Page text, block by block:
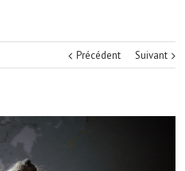
Précédent Suivant